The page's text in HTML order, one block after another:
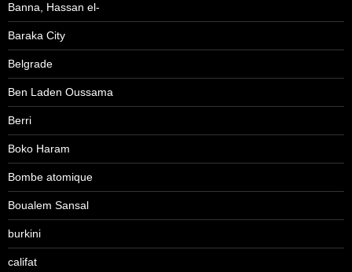
Banna, Hassan el-
Baraka City
Belgrade
Ben Laden Oussama
Berri
Boko Haram
Bombe atomique
Boualem Sansal
burkini
califat